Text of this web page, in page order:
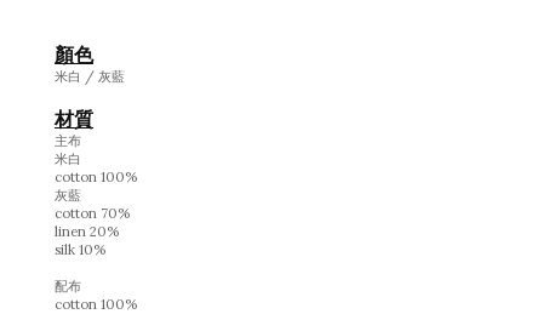
顏色
米白 / 灰藍
材質
主布
米白
cotton 100%
灰藍
cotton 70%
linen 20%
silk 10%
配布
cotton 100%